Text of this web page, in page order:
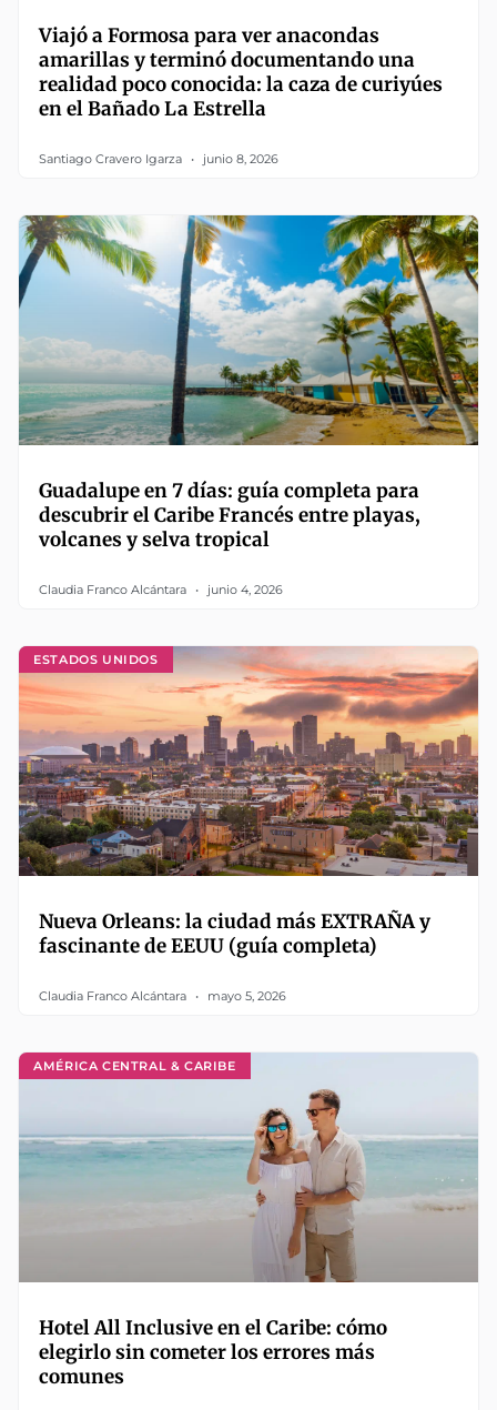
Viajó a Formosa para ver anacondas
amarillas y terminó documentando una
realidad poco conocida: la caza de curiyúes
en el Bañado La Estrella
Santiago Cravero Igarza junio 8, 2026
Guadalupe en 7 días: guía completa para
descubrir el Caribe Francés entre playas,
volcanes y selva tropical
Claudia Franco Alcántara junio 4, 2026
ESTADOS UNIDOS
Nueva Orleans: la ciudad más EXTRAÑA y
fascinante de EEUU (guía completa)
Claudia Franco Alcántara mayo 5, 2026
AMÉRICA CENTRAL & CARIBE
Hotel All Inclusive en el Caribe: cómo
elegirlo sin cometer los errores más
comunes